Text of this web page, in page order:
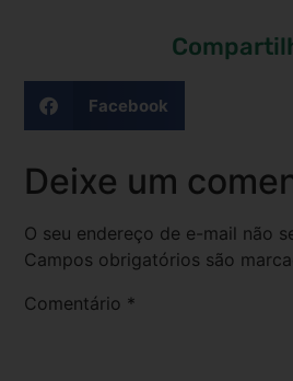
Facebook
Deixe um
O seu endereço de e-mail não
Campos obrigatórios são
Comentário *